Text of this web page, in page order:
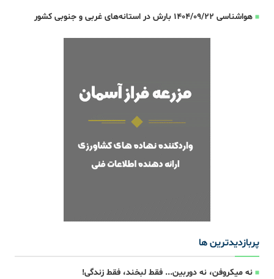
هواشناسی 1404/09/22 بارش در استانه‌های غربی و جنوبی کشور
پربازدیدترین ها
نه میکروفن، نه دوربین... فقط لبخند، فقط زندگی!